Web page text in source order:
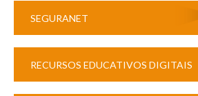
SEGURANET
RECURSOS EDUCATIVOS DIGITAIS